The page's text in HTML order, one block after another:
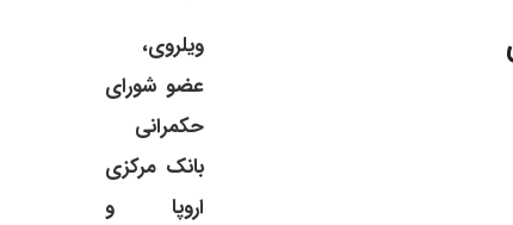
ویلروی،
عضو شورای
حکمرانی
بانک مرکزی
اروپا و